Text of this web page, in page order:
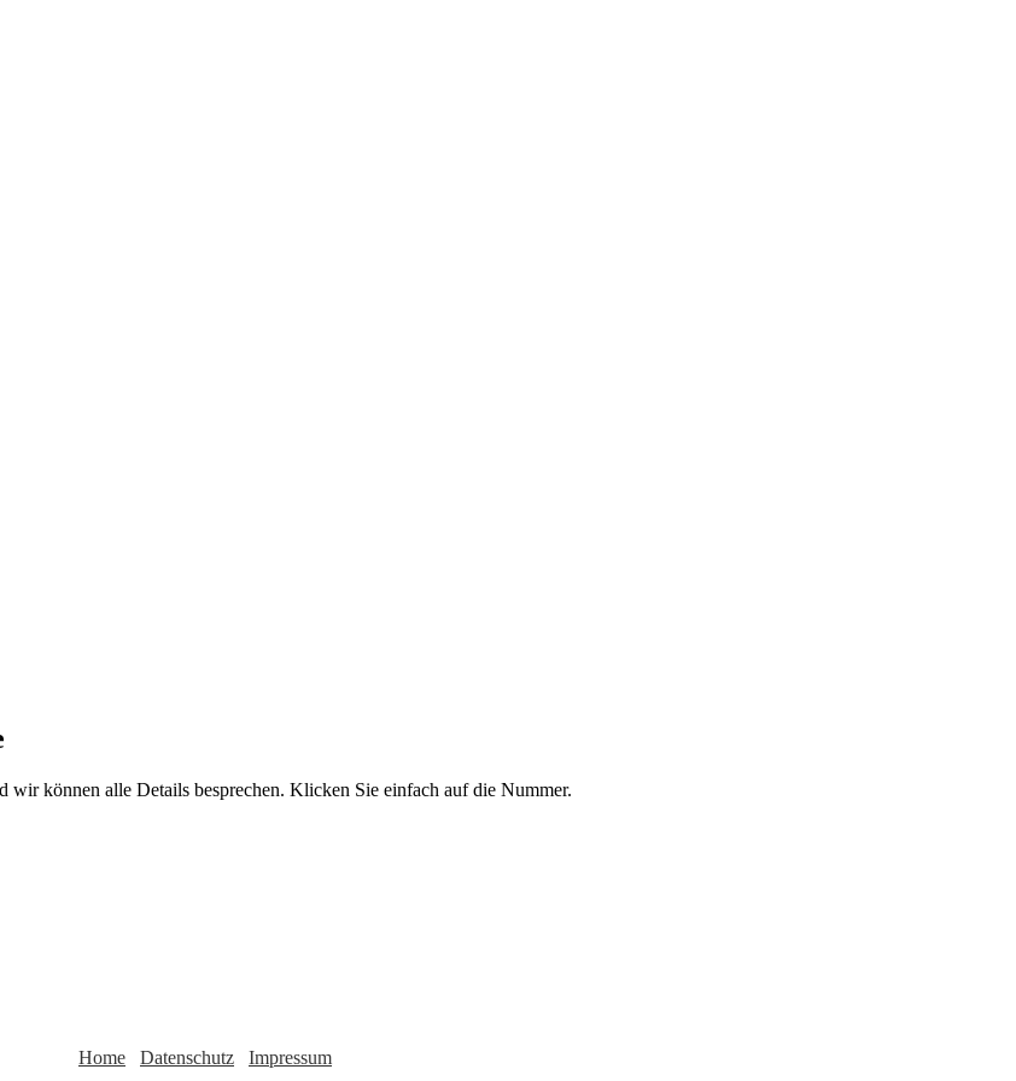
können alle Details besprechen. Klicken Sie einfach auf die Nummer.
Home Datenschutz Impressum